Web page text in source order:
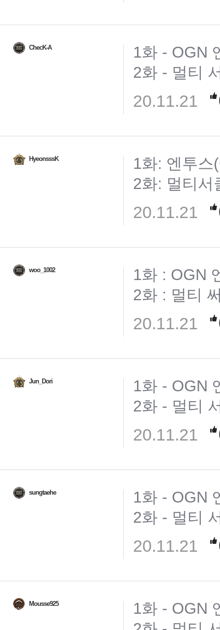
ChecK-A
1화 - OGN
2화 - 멀티
20.11.21
HyeonsssK
1화: 엔투스
2화: 멀티서
20.11.21
woo_1002
1화 : OGN
2화 : 멀티
20.11.21
Jun_Dori
1화 - OGN
2화 - 멀티
20.11.21
sungtaehe
1화 - OGN
2화 - 멀티
20.11.21
Mousse925
1화 - OGN